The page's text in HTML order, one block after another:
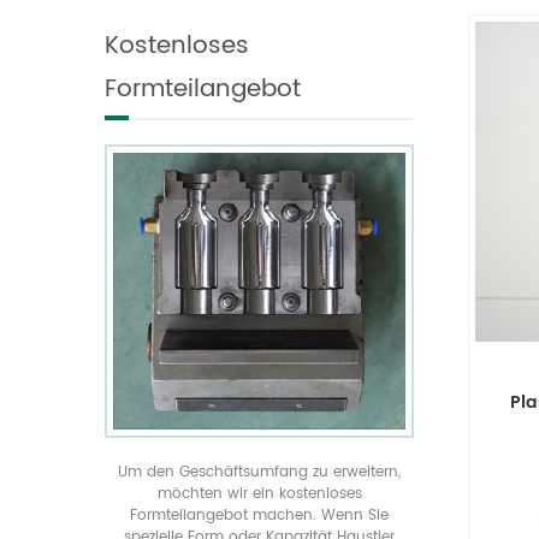
produzieren es.
allen Größen anzeigen
einzigartige
unser kostenloses
Spritzgussangebot
Kostenloses
Formteilangebot
Um den Geschäftsumfang zu erweitern,
möchten wir ein kostenloses
Formteilangebot machen. Wenn Sie